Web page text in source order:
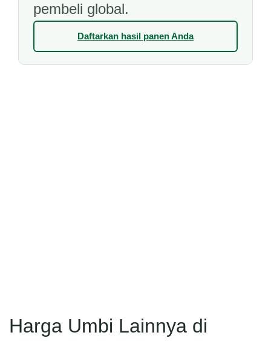
pembeli global.
Daftarkan hasil panen Anda
Harga Umbi Lainnya di